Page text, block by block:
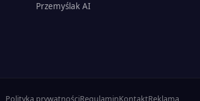
Przemyślak AI
Polityka prywatnościRegulaminKontaktReklama